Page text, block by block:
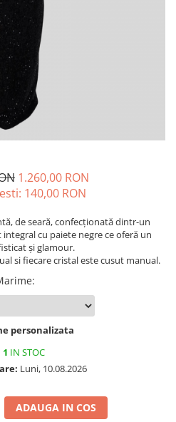
1.260,00 RON
140,00 RON
de seară, confecționată dintr-un
cu paiete negre ce oferă un
și glamour.
si fiecare cristal este cusut manual.
:
personalizata
1 IN STOC
Luni, 10.08.2026
ADAUGA IN COS